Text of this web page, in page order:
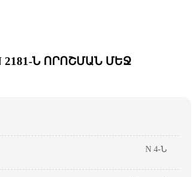
Ն ՈՐՈՇՄԱՆ ՄԵՋ
N 4-Ն